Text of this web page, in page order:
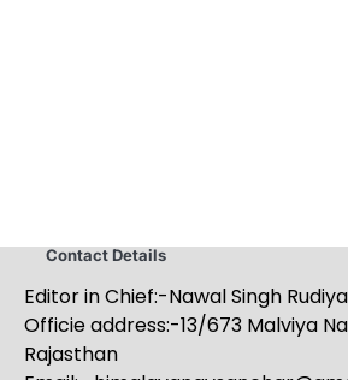
Contact Details
Editor in Chief:-Nawal Singh
Officie address:-13/673 Malviya
Rajasthan